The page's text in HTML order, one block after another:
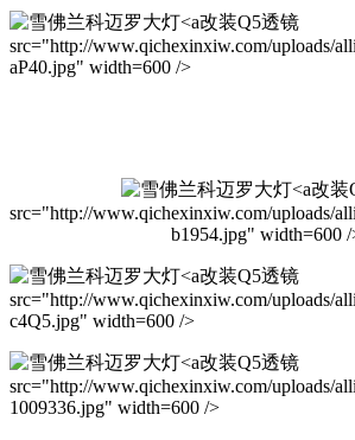
改装Q5透镜
src="http://www.qichexinxiw.com/uploads/
aP40.jpg" width=600 />
改装
src="http://www.qichexinxiw.com/uploads/
b1954.jpg" width=600 /
改装Q5透镜
src="http://www.qichexinxiw.com/uploads/
c4Q5.jpg" width=600 />
改装Q5透镜
src="http://www.qichexinxiw.com/uploads/
1009336.jpg" width=600 />